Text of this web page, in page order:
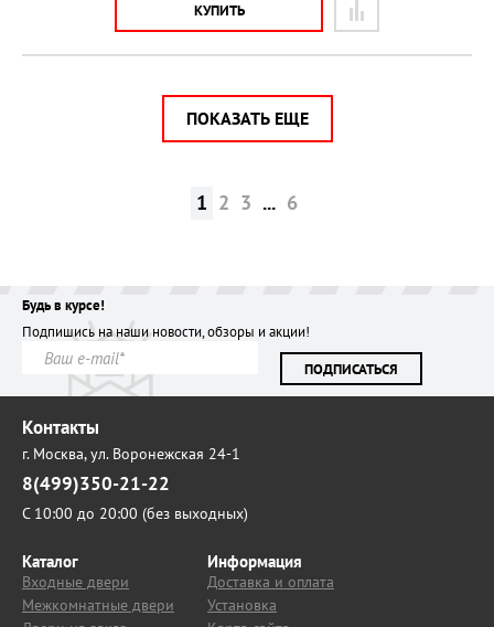
КУПИТЬ
ПОКАЗАТЬ ЕЩЕ
1 2 3 ... 6
Будь в курсе!
Подпишись на наши новости, обзоры и акции!
ПОДПИСАТЬСЯ
Контакты
г. Москва,ул. Воронежская 24-1
8(499)350-21-22
С 10:00 до 20:00 (без выходных)
Каталог
Входные двери
Межкомнатные двери
Информация
Доставка и оплата
Установка